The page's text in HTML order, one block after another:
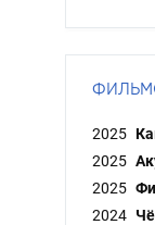
2025
2025
2025
2024